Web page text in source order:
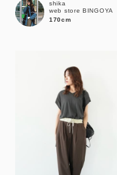
shika
web store BINGOYA
170cm